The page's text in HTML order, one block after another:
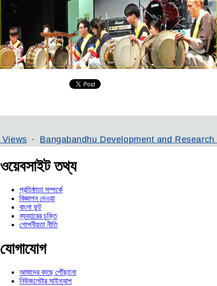
Bangabandhu Development and Research Institute
ওয়েবসাইট তথ্য
প্রতিষ্ঠাতা সম্পর্কে
বিজ্ঞাপন দেওয়া
বাংলা ফন্ট
ব্যবহারের চুক্তি
গোপনীয়তা নীতি
যোগাযোগ
আমাদের কাছে পৌঁছানো
নিউজলেটার সাইনআপ